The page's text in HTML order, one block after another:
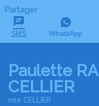
Partager
SMS WhatsApp
Paulette
CELLIER
née CELLIER